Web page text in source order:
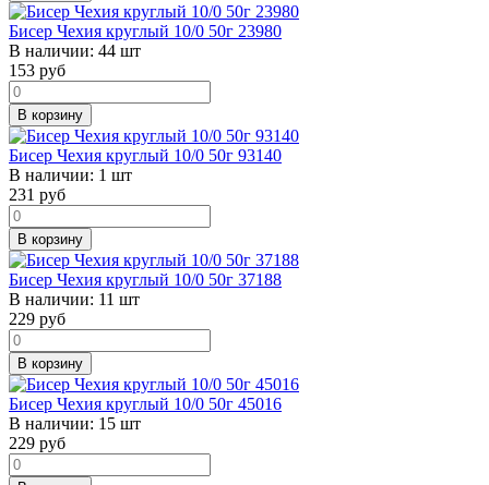
Бисер Чехия круглый 10/0 50г 23980
В наличии: 44 шт
153 руб
В корзину
Бисер Чехия круглый 10/0 50г 93140
В наличии: 1 шт
231 руб
В корзину
Бисер Чехия круглый 10/0 50г 37188
В наличии: 11 шт
229 руб
В корзину
Бисер Чехия круглый 10/0 50г 45016
В наличии: 15 шт
229 руб